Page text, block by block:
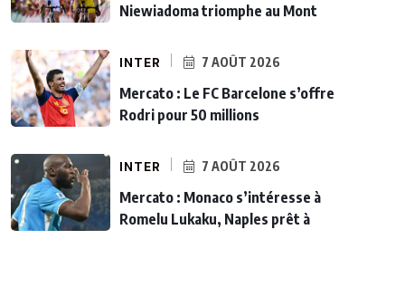
Niewiadoma triomphe au Mont
INTER 7 AOÛT 2026
Mercato : Le FC Barcelone s’offre
Rodri pour 50 millions
INTER 7 AOÛT 2026
Mercato : Monaco s’intéresse à
Romelu Lukaku, Naples prêt à